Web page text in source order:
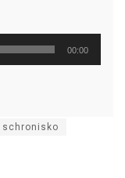
00:00
schronisko